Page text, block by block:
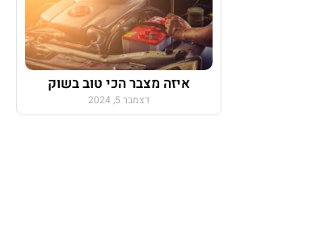
איזה מצבר הכי טוב בשוק
דצמבר 5, 2024